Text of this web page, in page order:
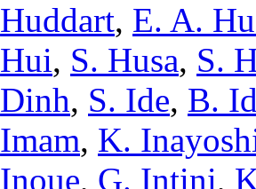
Huddart, E. A.
Hui, S. Husa, S.
Dinh, S. Ide, B.
Imam, K.
Inoue, G. Intini,